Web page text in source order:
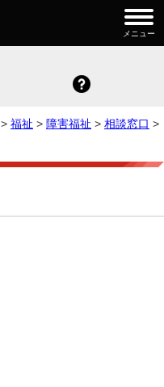
メニュー
> 福祉 > 障害福祉 > 相談窓口 >